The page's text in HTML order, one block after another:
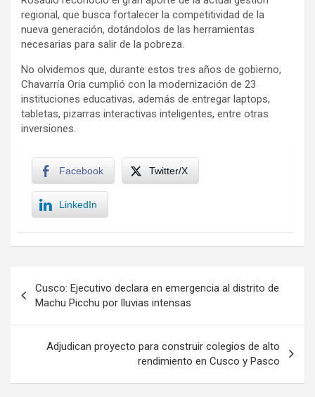
regional, que busca fortalecer la competitividad de la
nueva generación, dotándolos de las herramientas
necesarias para salir de la pobreza.
No olvidemos que, durante estos tres años de gobierno,
Chavarría Oria cumplió con la modernización de 23
instituciones educativas, además de entregar laptops,
tabletas, pizarras interactivas inteligentes, entre otras
inversiones.
Facebook Twitter/X
LinkedIn
de
entradas
Cusco: Ejecutivo declara en emergencia al distrito de
Machu Picchu por lluvias intensas
Adjudican proyecto para construir colegios de alto
rendimiento en Cusco y Pasco